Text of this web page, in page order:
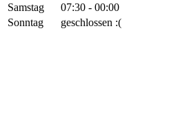
Samstag
07:30 - 00:00
Sonntag
geschlossen :(